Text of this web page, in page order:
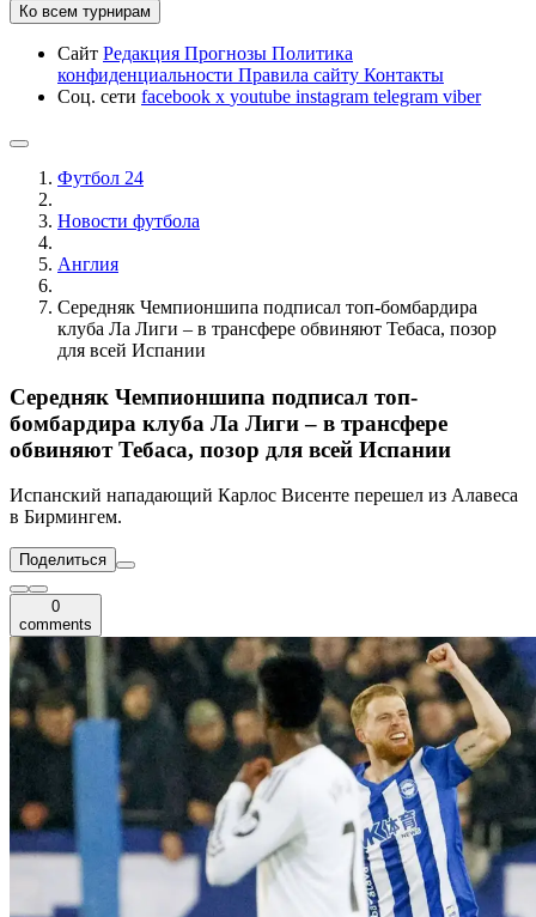
Ко всем турнирам
Сайт Редакция Прогнозы Политика
конфиденциальности Правила сайту Контакты
Соц. сети facebook x youtube instagram telegram viber
Футбол 24
Новости футбола
Англия
Середняк Чемпионшипа подписал топ-бомбардира
клуба Ла Лиги – в трансфере обвиняют Тебаса, позор
для всей Испании
Середняк Чемпионшипа подписал топ-
бомбардира клуба Ла Лиги – в трансфере
обвиняют Тебаса, позор для всей Испании
Испанский нападающий Карлос Висенте перешел из Алавеса
в Бирмингем.
Поделиться
0
comments